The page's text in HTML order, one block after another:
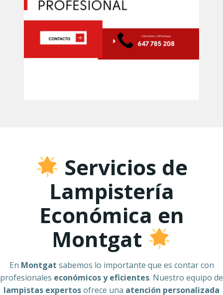
Servicios de
Lampistería
Económica en
Montgat
En Montgat sabemos lo importante que es contar con
profesionales económicos y eficientes. Nuestro equipo de
lampistas expertosofrece una atención personalizada